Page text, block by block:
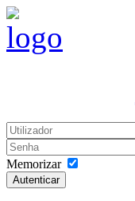
Memorizar
Autenticar